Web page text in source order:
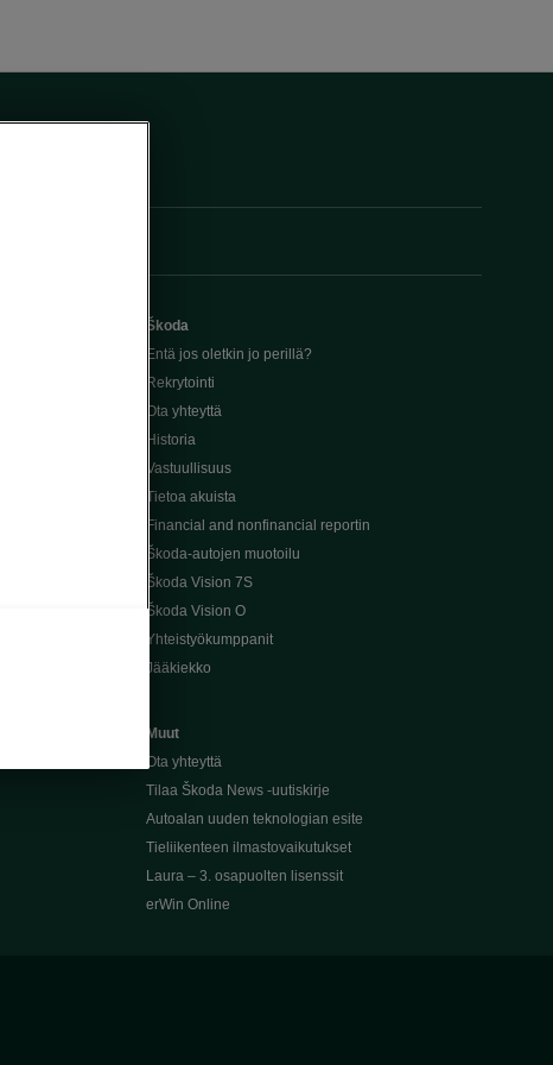
Škoda
Entä jos oletkin jo perillä?
Rekrytointi
Ota yhteyttä
Historia
Vastuullisuus
Tietoa akuista
Financial and nonfinancial reportin
Škoda-autojen muotoilu
Škoda Vision 7S
Škoda Vision O
Yhteistyökumppanit
Jääkiekko
Muut
Ota yhteyttä
Tilaa Škoda News -uutiskirje
Autoalan uuden teknologian esite
Tieliikenteen ilmastovaikutukset
Laura – 3. osapuolten lisenssit
erWin Online